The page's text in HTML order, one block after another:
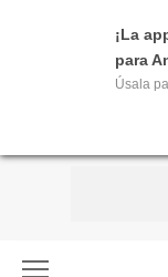
¡La
para
Úsala